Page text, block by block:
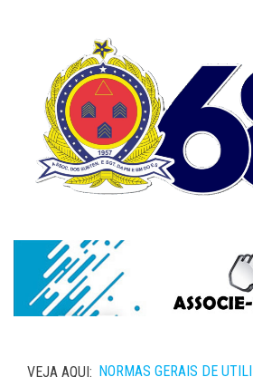
VEJA AQUI: NORMAS GERAIS DE